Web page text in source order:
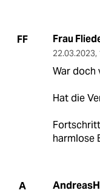
FF Frau
22.03.2023,
War doch
Hat die
harmlose
A